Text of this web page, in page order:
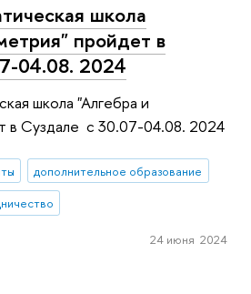
школа
пройдет в
04.08. 2024
школа "Алгебра и
в Суздале с 30.07-04.08. 2024
дополнительное образование
24 июня 2024